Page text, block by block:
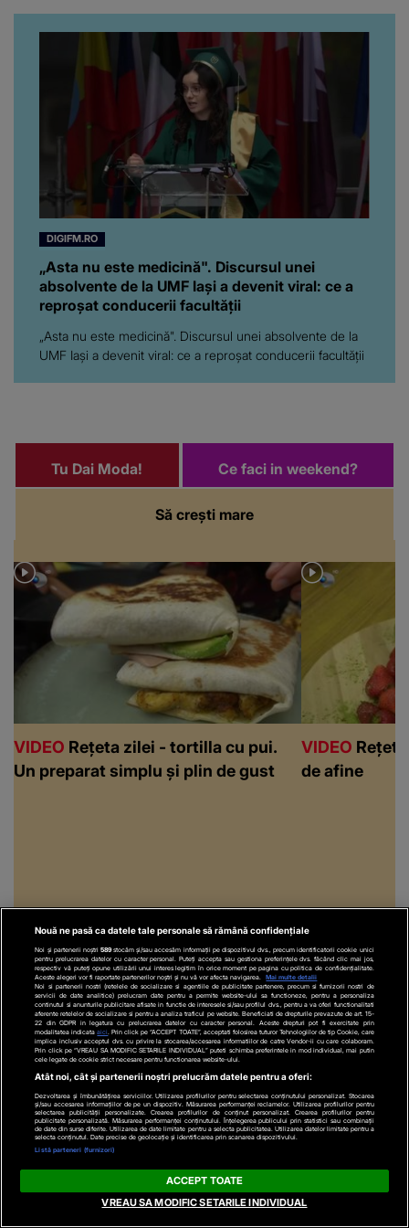
artistă i-a lăsat MASCĂ
pe toți. De data aceasta,
chiar a rupt tăcerea:
”Poate că aveam să ne
spunem, să ne...”
DIGIFM.RO
„Asta nu este medicină". Discursul unei
absolvente de la UMF Iași a devenit viral: ce a
reproșat conducerii facultății
„Asta nu este medicină". Discursul unei absolvente de la
UMF Iași a devenit viral: ce a reproșat conducerii facultății
Să crești mare
Tu Dai Moda! Ce faci in weekend?
VIDEO Rețeta zilei - tortilla cu pui.
Un preparat simplu și plin de gust
VIDEO
de afine
Recomandări video
Cannabisul
ACTUALE
VIDEOUn șofer din
Nouă ne pasă ca datele tale personale să rămână confidențiale
Noi și partenerii noștri 589stocăm și/sau accesăm informații pe dispozitivul dvs., precum identificatorii cookie unici
pentru prelucrarea datelor cu caracter personal. Puteți accepta sau gestiona preferințele dvs. făcând clic mai jos,
respectiv vă puteți opune utilizării unui interes legitim în orice moment pe pagina cu politica de confidențialitate.
Aceste alegeri vor fi raportate partenerilor noștri și nu vă vor afecta navigarea.
Mai multe detalii
Noi si partenerii nostri (retelele de socializare si agentiile de publicitate partenere, precum si furnizorii nostri de
servicii de date analitice) prelucram date pentru a permite website-ului sa functioneze, pentru a personaliza
continutul si anunturile publicitare afisate in functie de interesele si/sau profilul dvs., pentru a va oferi functionalitati
aferente retelelor de socializare si pentru a analiza traficul pe website. Beneficiati de drepturile prevazute de art. 15-
22 din GDPR in legatura cu prelucrarea datelor cu caracter personal. Aceste drepturi pot fi exercitate prin
modalitatea indicataaici . Prin click pe “ACCEPT TOATE”, acceptati folosirea tuturor Tehnologiilor de tip Cookie, care
implica inclusiv acceptul dvs. cu privire la stocarea/accesarea informatiilor de catre Vendor-ii cu care colaboram.
Prin click pe “VREAU SA MODIFIC SETARILE INDIVIDUAL” puteti schimba preferintele in mod individual, mai putin
cele legate de cookie strict necesare pentru functionarea website-ului.
Atât noi, cât și partenerii noștri prelucrăm datele pentru a oferi:
Dezvoltarea și îmbunătățirea serviciilor. Utilizarea profilurilor pentru selectarea conținutului personalizat. Stocarea
și/sau accesarea informațiilor de pe un dispozitiv. Măsurarea performanței reclamelor. Utilizarea profilurilor pentru
selectarea publicității personalizate. Crearea profilurilor de conținut personalizat. Crearea profilurilor pentru
publicitate personalizată. Măsurarea performanței conținutului. Înțelegerea publicului prin statistici sau combinații
de date din surse diferite. Utilizarea de date limitate pentru a selecta publicitatea. Utilizarea datelor limitate pentru a
selecta conținutul. Date precise de geolocație și identificarea prin scanarea dispozitivului.
Listă parteneri (furnizori)
ACCEPT TOATE
VREAU SA MODIFIC SETARILE INDIVIDUAL